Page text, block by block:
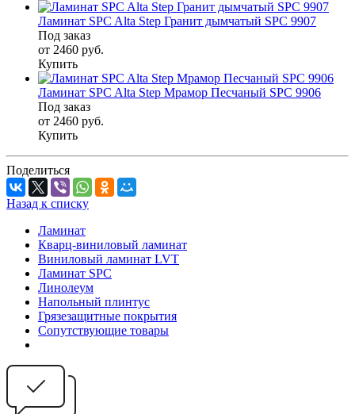
Ламинат SPC Alta Step Гранит дымчатый SPC 9907
Под заказ
от 2460 руб.
Купить
Ламинат SPC Alta Step Мрамор Песчаный SPC 9906
Под заказ
от 2460 руб.
Купить
Поделиться
Назад к списку
Ламинат
Кварц-виниловый ламинат
Виниловый ламинат LVT
Ламинат SPC
Линолеум
Напольный плинтус
Грязезащитные покрытия
Сопутствующие товары